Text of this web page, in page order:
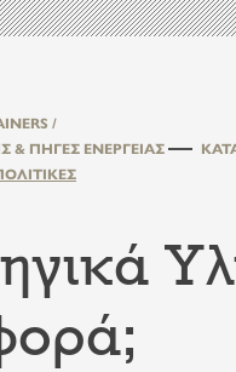
/
& ΠΗΓΈΣ ΕΝΈΡΓΕΙΑΣ